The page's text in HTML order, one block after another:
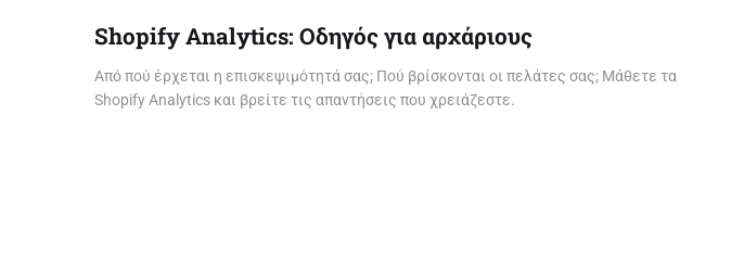
Shopify Analytics: Οδηγός για αρχάριους
Από πού έρχεται η επισκεψιμότητά σας; Πού βρίσκονται οι πελάτες σας; Μάθετε τα
Shopify Analytics και βρείτε τις απαντήσεις που χρειάζεστε.